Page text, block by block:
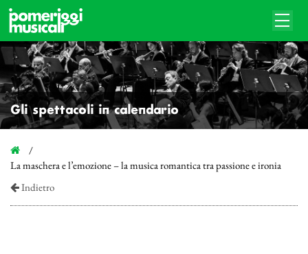
Gli spettacoli in calendario
La maschera e l’emozione – la musica romantica tra passione e ironia
Indietro